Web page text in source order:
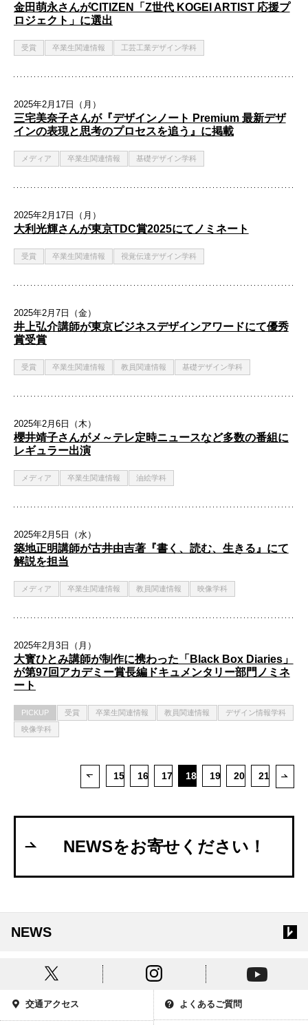
金田萌永さんがCITIZEN「Z世代 KOGEI ARTIST 応援プ
ロジェクト」に選出
受賞 卒業生関連情報 工芸工業デザイン学科
2025年2月17日（月）
三宅美奈子さんが『デザインノート Premium 最新デザ
インの表現と思考のプロセスを追う』に掲載
メディア 卒業生関連情報 基礎デザイン学科
2025年2月17日（月）
大利光輝さんが東京TDC賞2025にてノミネート
受賞 卒業生関連情報 視覚伝達デザイン学科
2025年2月7日（金）
井上弘介講師が東京ビジネスデザインアワードにて優秀
賞受賞
受賞 卒業生関連情報 教員関連情報 基礎デザイン学科
2025年2月6日（木）
櫻井靖子さんがメ～テレ定時ニュースなど多数の番組に
レギュラー出演
メディア 卒業生関連情報 油絵学科
2025年2月5日（水）
築地正明講師が古井由吉著『書く、読む、生きる』にて
解説を担当
メディア 卒業生関連情報 教員関連情報 映像学科
2025年2月3日（月）
大寳ひとみ講師が制作に携わった「Black Box Diaries」
が第97回アカデミー賞長編ドキュメンタリー部門ノミネ
ート
PICKUP 受賞 卒業生関連情報 教員関連情報
デザイン情報学科
映像学科
前ページ
15 16 17 18 19 20 21 次ペ
NEWSをお寄せください！
NEWS
交通アクセス よくあるご質問